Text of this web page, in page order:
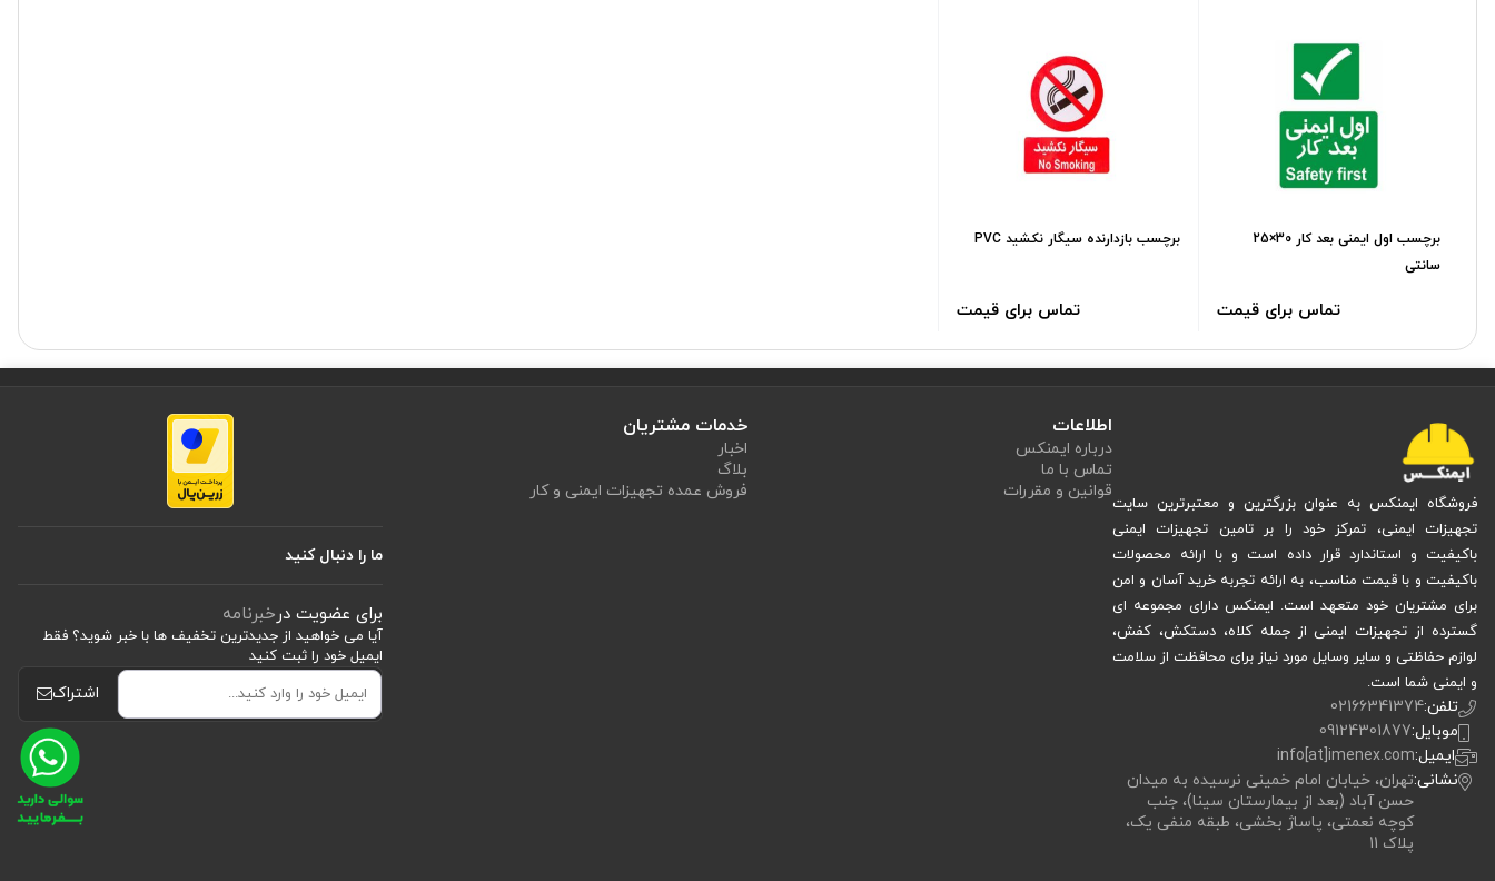
برچسب اول ایمنی بعد کار 30×25
سانتی
تماس برای قیمت
برچسب بازدارنده سیگار نکشید PVC
تماس برای قیمت
فروشگاه ایمنکس به عنوان بزرگترین و معتبرترین سایت
تجهیزات ایمنی، تمرکز خود را بر تامین تجهیزات ایمنی
باکیفیت و استاندارد قرار داده است و با ارائه محصولات
باکیفیت و با قیمت مناسب، به ارائه تجربه خرید آسان و امن
برای مشتریان خود متعهد است. ایمنکس دارای مجموعه ای
گسترده از تجهیزات ایمنی از جمله کلاه، دستکش، کفش،
لوازم حفاظتی و سایر وسایل مورد نیاز برای محافظت از سلامت
و ایمنی شما است.
تلفن:02166341374
موبایل:09124301877
ایمیل:info[at]imenex.com
نشانی:تهران، خیابان امام خمینی نرسیده به میدان
حسن آباد (بعد از بیمارستان سینا)، جنب
کوچه نعمتی، پاساژ بخشی، طبقه منفی یک،
پلاک 11
اطلاعات
درباره ایمنکس
تماس با ما
قوانین و مقررات
خدمات مشتریان
اخبار
بلاگ
فروش عمده تجهیزات ایمنی و کار
ما را دنبال کنید
برای عضویت درخبرنامه
آیا می خواهید از جدید‌ترین تخفیف‌ ها با‌ خبر شوید؟ فقط
ایمیل خود را ثبت کنید
اشتراک